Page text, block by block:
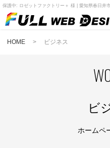
保護中: ロゼットファクトリー＋ 様 | 愛知県春日井
HOME > ビジネス
ビ
ホームペ